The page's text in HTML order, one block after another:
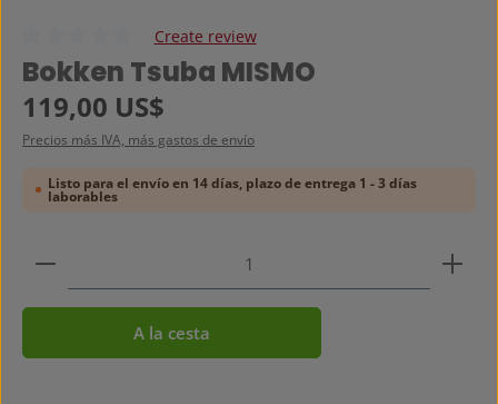
Calificación promedio de 0 de 5 estrellas
Create review
Bokken Tsuba MISMO
Precio normal:
119,00 US$
Precios más IVA, más gastos de envío
Listo para el envío en 14 días, plazo de entrega 1 - 3 días
laborables
Cantidad del producto: introduce la cantidad
A la cesta